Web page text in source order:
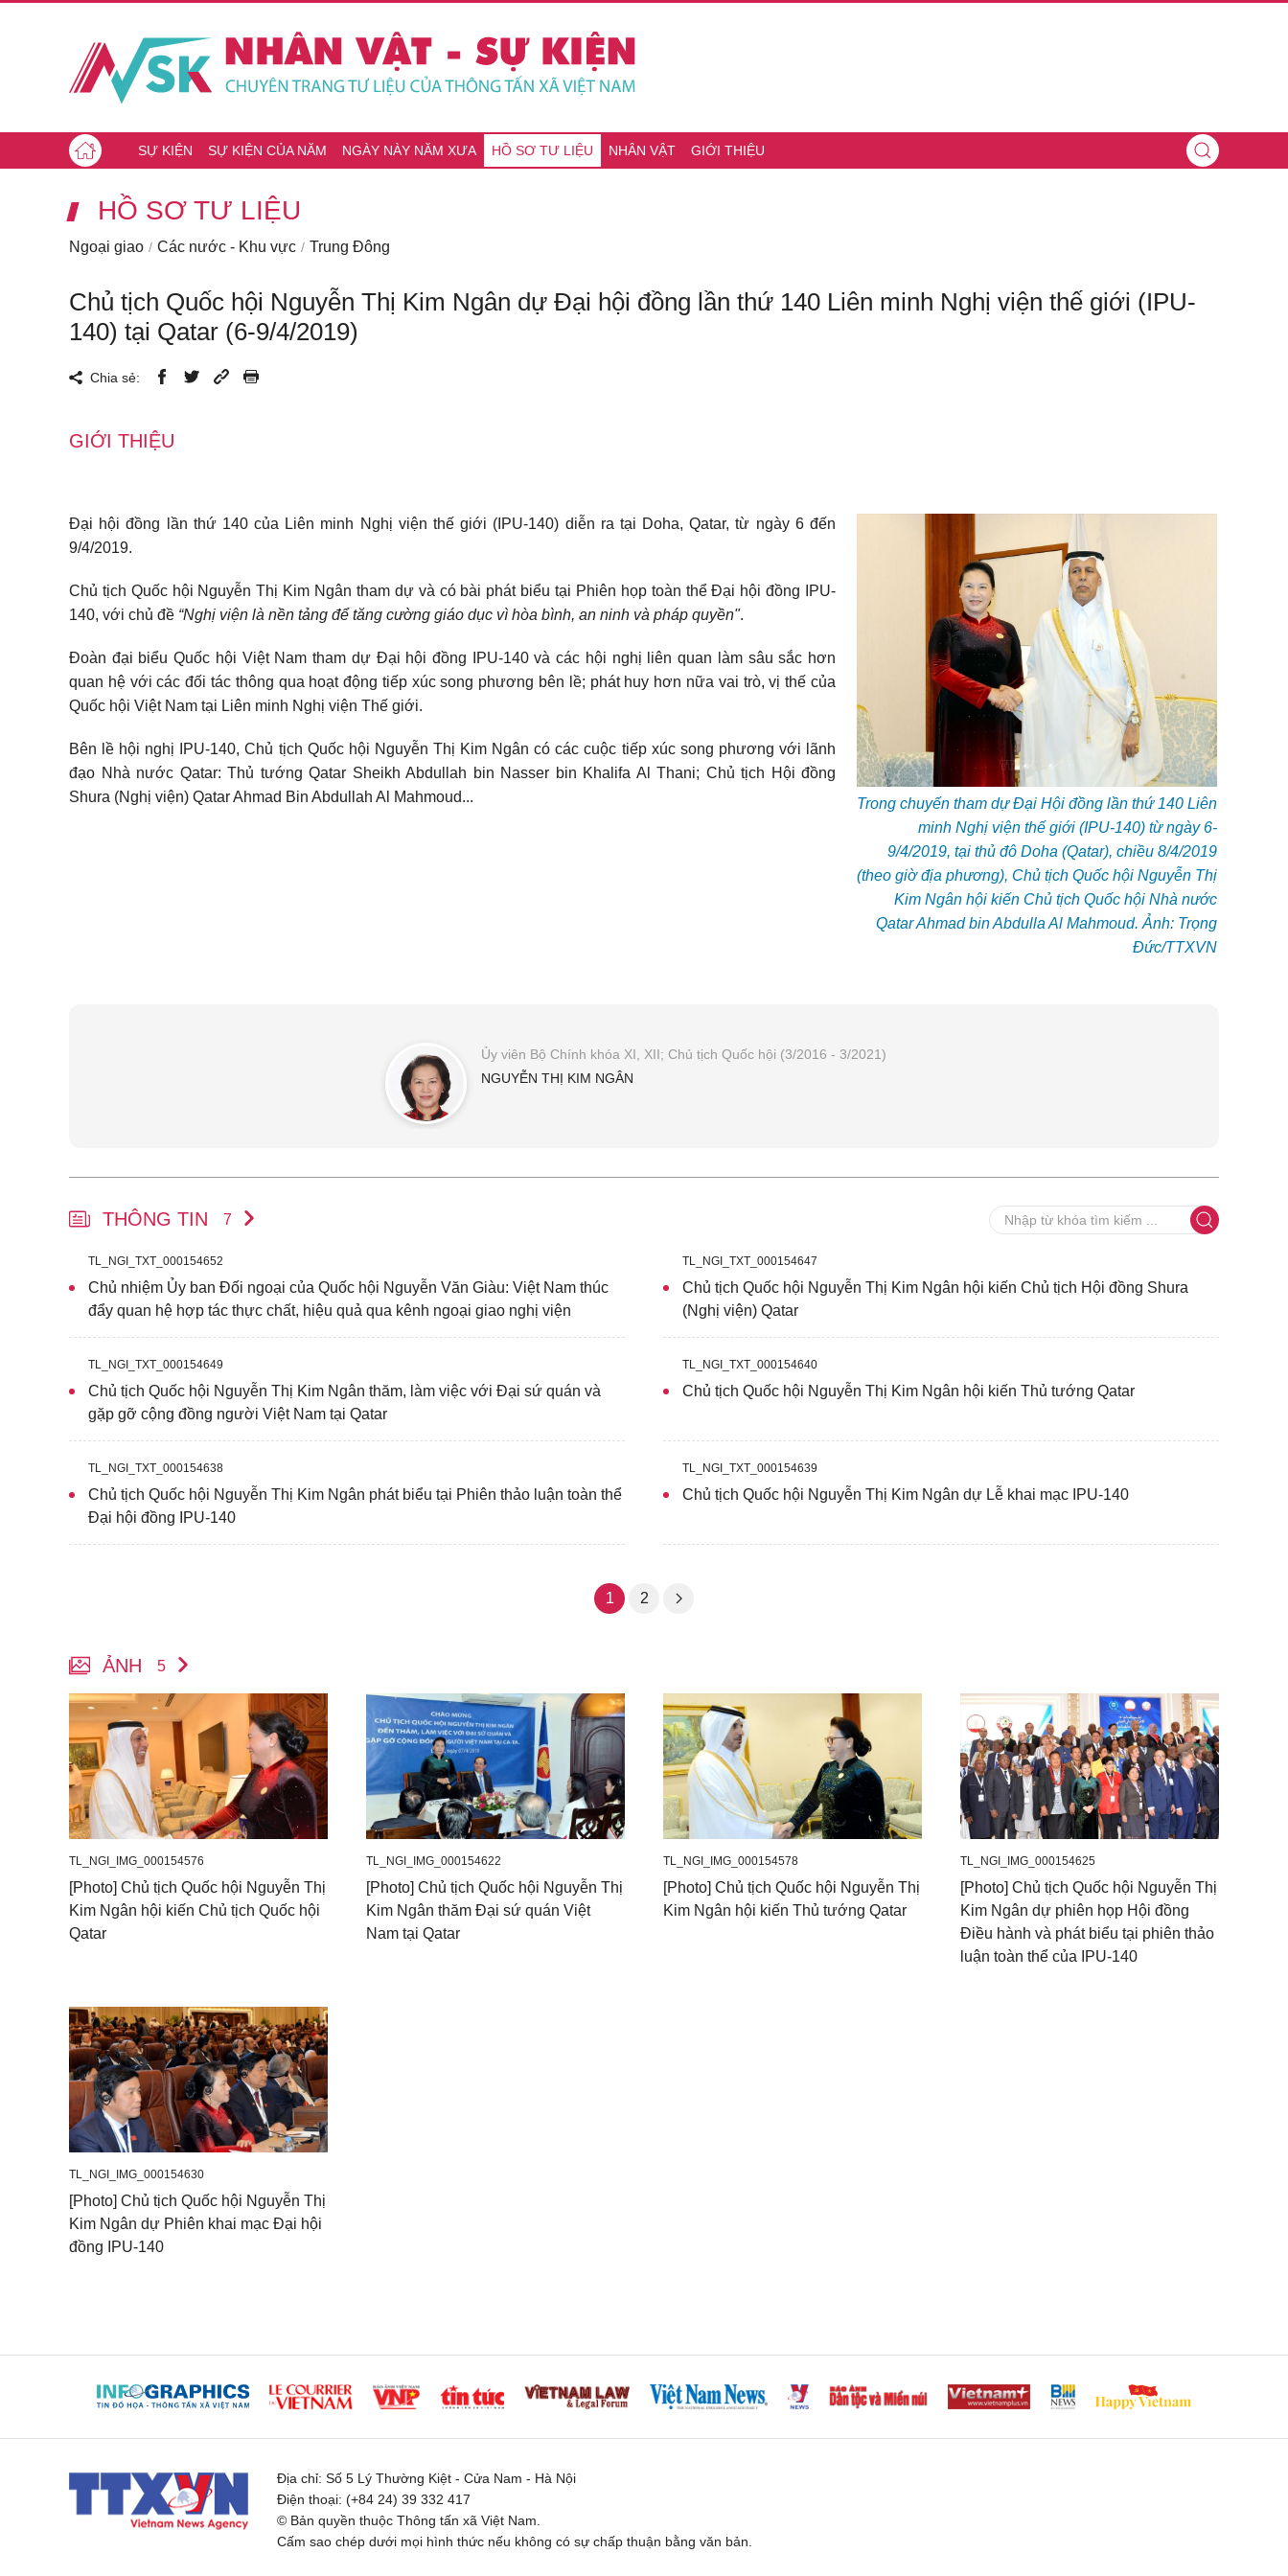
SỰ KIỆN SỰ KIỆN CỦA NĂM NGÀY NÀY NĂM XƯA HỒ SƠ TƯ LIỆU NHÂN VẬT GIỚI THIỆU
HỒ SƠ TƯ LIỆU
Ngoại giao Các nước - Khu vực Trung Đông
Chủ tịch Quốc hội Nguyễn Thị Kim Ngân dự Đại hội đồng lần thứ 140 Liên minh Nghị viện thế giới (IPU-
140) tại Qatar (6-9/4/2019)
Chia sẻ:
GIỚI THIỆU
Trong chuyến tham dự Đại Hội đồng lần thứ 140 Liên
minh Nghị viện thế giới (IPU-140) từ ngày 6-
9/4/2019, tại thủ đô Doha (Qatar), chiều 8/4/2019
(theo giờ địa phương), Chủ tịch Quốc hội Nguyễn Thị
Kim Ngân hội kiến Chủ tịch Quốc hội Nhà nước
Qatar Ahmad bin Abdulla Al Mahmoud. Ảnh: Trọng
Đức/TTXVN
Đại hội đồng lần thứ 140 của Liên minh Nghị viện thế giới (IPU-140) diễn ra tại Doha, Qatar, từ ngày 6 đến
9/4/2019.
Chủ tịch Quốc hội Nguyễn Thị Kim Ngân tham dự và có bài phát biểu tại Phiên họp toàn thể Đại hội đồng IPU-
140, với chủ đề “Nghị viện là nền tảng để tăng cường giáo dục vì hòa bình, an ninh và pháp quyền".
Đoàn đại biểu Quốc hội Việt Nam tham dự Đại hội đồng IPU-140 và các hội nghị liên quan làm sâu sắc hơn
quan hệ với các đối tác thông qua hoạt động tiếp xúc song phương bên lề; phát huy hơn nữa vai trò, vị thế của
Quốc hội Việt Nam tại Liên minh Nghị viện Thế giới.
Bên lề hội nghị IPU-140, Chủ tịch Quốc hội Nguyễn Thị Kim Ngân có các cuộc tiếp xúc song phương với lãnh
đạo Nhà nước Qatar: Thủ tướng Qatar Sheikh Abdullah bin Nasser bin Khalifa Al Thani; Chủ tịch Hội đồng
Shura (Nghị viện) Qatar Ahmad Bin Abdullah Al Mahmoud...
Ủy viên Bộ Chính khóa XI, XII; Chủ tịch Quốc hội (3/2016 - 3/2021)
NGUYỄN THỊ KIM NGÂN
THÔNG TIN 7
TL_NGI_TXT_000154652
Chủ nhiệm Ủy ban Đối ngoại của Quốc hội Nguyễn Văn Giàu: Việt Nam thúc
đẩy quan hệ hợp tác thực chất, hiệu quả qua kênh ngoại giao nghị viện
TL_NGI_TXT_000154647
Chủ tịch Quốc hội Nguyễn Thị Kim Ngân hội kiến Chủ tịch Hội đồng Shura
(Nghị viện) Qatar
TL_NGI_TXT_000154649
Chủ tịch Quốc hội Nguyễn Thị Kim Ngân thăm, làm việc với Đại sứ quán và
gặp gỡ cộng đồng người Việt Nam tại Qatar
TL_NGI_TXT_000154640
Chủ tịch Quốc hội Nguyễn Thị Kim Ngân hội kiến Thủ tướng Qatar
TL_NGI_TXT_000154638
Chủ tịch Quốc hội Nguyễn Thị Kim Ngân phát biểu tại Phiên thảo luận toàn thể
Đại hội đồng IPU-140
TL_NGI_TXT_000154639
Chủ tịch Quốc hội Nguyễn Thị Kim Ngân dự Lễ khai mạc IPU-140
1 2
ẢNH 5
TL_NGI_IMG_000154576
[Photo] Chủ tịch Quốc hội Nguyễn Thị
Kim Ngân hội kiến Chủ tịch Quốc hội
Qatar
TL_NGI_IMG_000154622
[Photo] Chủ tịch Quốc hội Nguyễn Thị
Kim Ngân thăm Đại sứ quán Việt
Nam tại Qatar
TL_NGI_IMG_000154578
[Photo] Chủ tịch Quốc hội Nguyễn Thị
Kim Ngân hội kiến Thủ tướng Qatar
TL_NGI_IMG_000154625
[Photo] Chủ tịch Quốc hội Nguyễn Thị
Kim Ngân dự phiên họp Hội đồng
Điều hành và phát biểu tại phiên thảo
luận toàn thể của IPU-140
TL_NGI_IMG_000154630
[Photo] Chủ tịch Quốc hội Nguyễn Thị
Kim Ngân dự Phiên khai mạc Đại hội
đồng IPU-140
Địa chỉ: Số 5 Lý Thường Kiệt - Cửa Nam - Hà Nội
Điện thoại: (+84 24) 39 332 417
© Bản quyền thuộc Thông tấn xã Việt Nam.
Cấm sao chép dưới mọi hình thức nếu không có sự chấp thuận bằng văn bản.